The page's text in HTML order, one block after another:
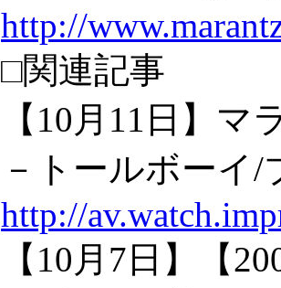
http://
□関連記事
【10月11日】
－トールボーイ
http://
【10月7日】【